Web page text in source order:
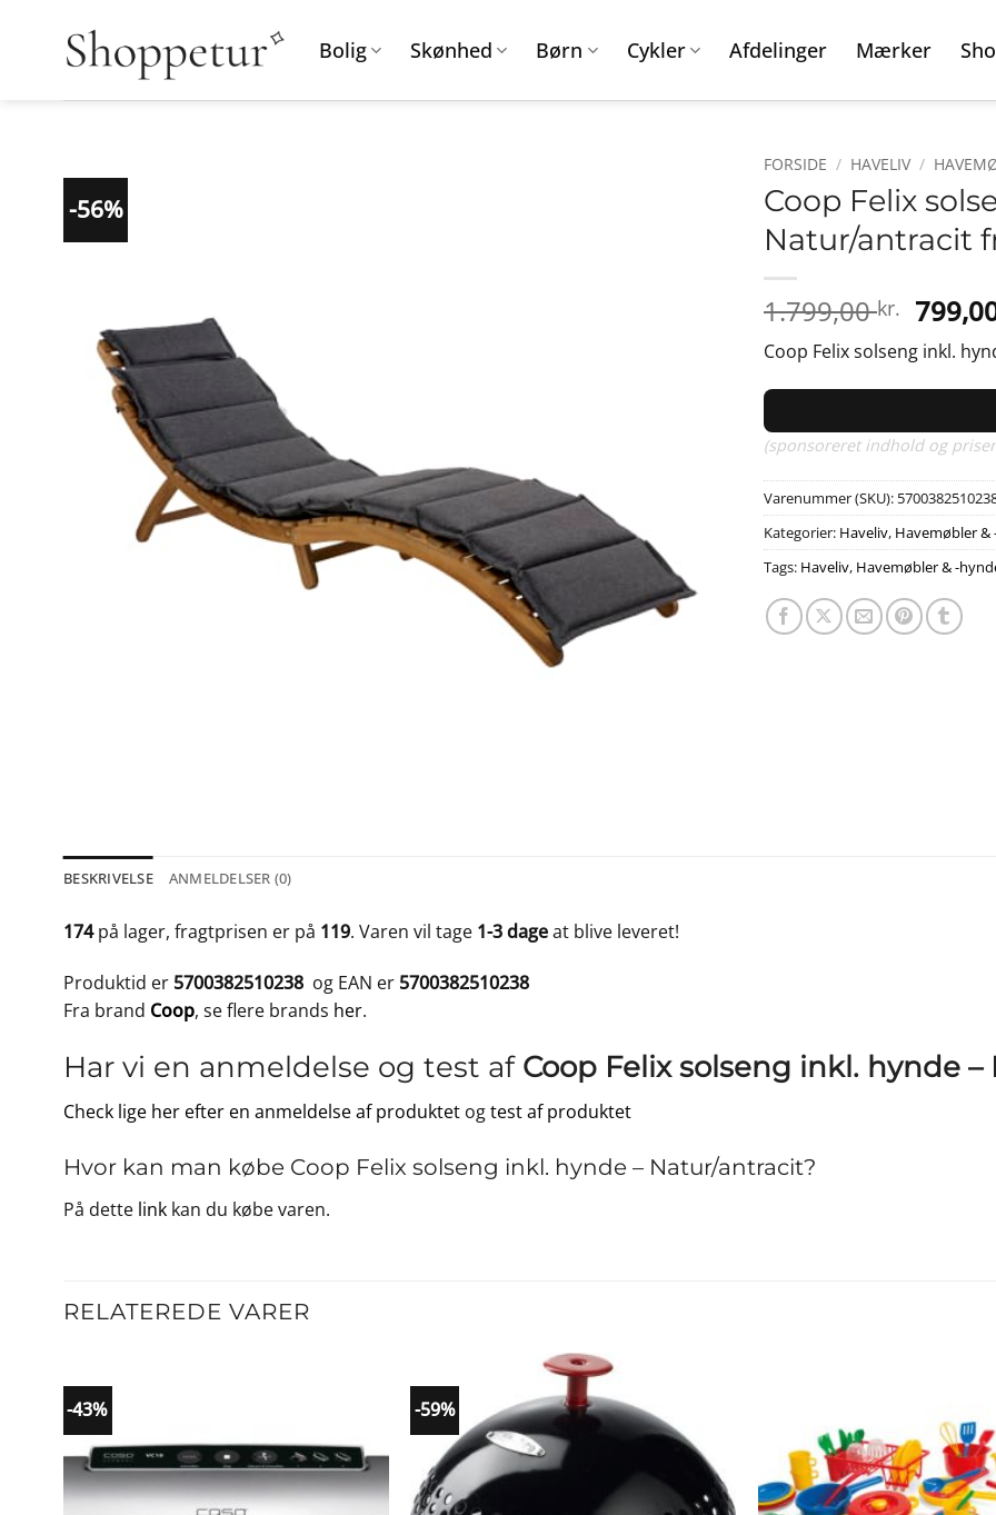
Bolig Skønhed Børn Cykler Afdelinger Mærker
-56%
FORSIDE / HAVELIV /
Coop Felix
Natur/antracit
1.799,00kr. Den
pris
var:
Coop Felix solseng inkl.
(sponsoreret indhold og
Varenummer (SKU):
Kategorier: Haveliv, Havemøbler &
Tags: Haveliv, Havemøbler & -
BESKRIVELSE ANMELDELSER (0)
174på lager, fragtprisen er på 119. Varen vil tage 1-3 dageat blive leveret!
Produktid er 5700382510238 og EAN er 5700382510238
Fra brand Coop, se flere brands her.
Har vi en anmeldelse og test af Coop Felix solseng inkl. hynde
Check lige her efter en anmeldelse af produktet ogtest af produktet
Hvor kan man købe Coop Felix solseng inkl. hynde – Natur/antracit?
På dette link kan du købe varen.
RELATEREDE VARER
-43% -59%